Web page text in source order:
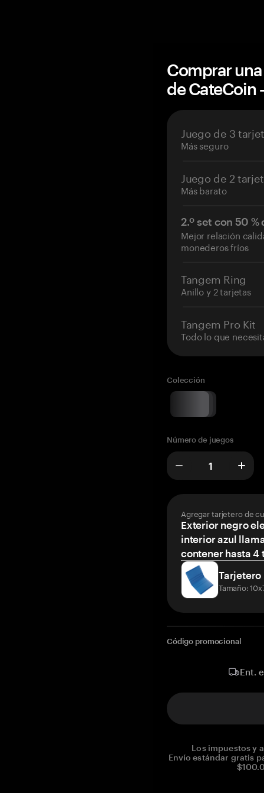
Comprar
de CateCoin
Juego de 3
Más seguro
Juego de 2
Más barato
2.º set con 50
Mejor relación
monederos fríos
Tangem Ring
Anillo y 2 tarjetas
Tangem Pro Kit
Todo lo que
Colección
Número de juegos
Agregar tarjetero de
Exterior negro
interior azul
contener hasta 4
Tarjetero
Tamaño:
Código promocional
Ent.
Los impuestos y
Envío estándar gratis